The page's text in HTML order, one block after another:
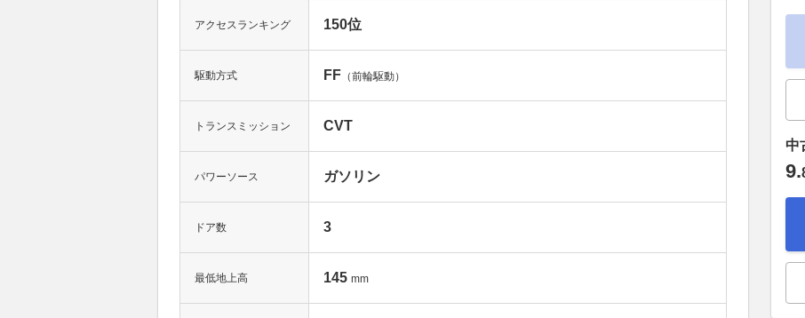
アクセスランキング 150位
駆動方式 FF （前輪駆動）
トランスミッション CVT
パワーソース ガソリン
ドア数 3
最低地上高 145 mm
中
9.